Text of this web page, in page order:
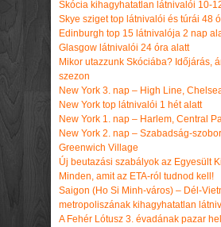
Skócia kihagyhatatlan látnivalói 10-
Skye sziget top látnivalói és túrái 48
Edinburgh top 15 látnivalója 2 nap
Glasgow látnivalói 24 óra alatt
Mikor utazzunk Skóciába? Időjárás,
szezon
New York 3. nap – High Line,
New York top látnivalói 1 hét alatt
New York 1. nap – Harlem, Central
New York 2. nap – Szabadság-
Greenwich Village
Új beutazási szabályok az Egyesült
Minden, amit az ETA-ról tudnod kell!
Saigon (Ho Si Minh-város) – Dél-
metropoliszának kihagyhatatlan
A Fehér Lótusz 3. évadának pazar